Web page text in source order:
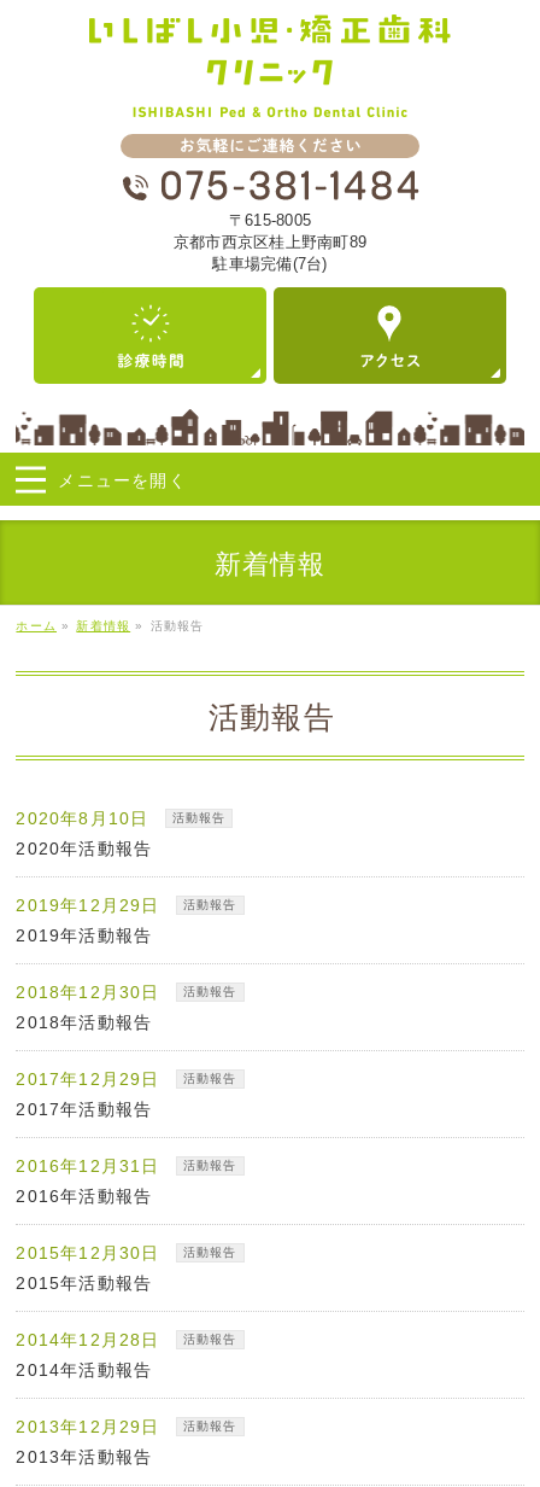
〒615-8005
京都市西京区桂上野南町89
駐車場完備(7台)
メニューを開く
新着情報
ホーム » 新着情報 » 活動報告
活動報告
2020年8月10日 活動報告
2020年活動報告
2019年12月29日 活動報告
2019年活動報告
2018年12月30日 活動報告
2018年活動報告
2017年12月29日 活動報告
2017年活動報告
2016年12月31日 活動報告
2016年活動報告
2015年12月30日 活動報告
2015年活動報告
2014年12月28日 活動報告
2014年活動報告
2013年12月29日 活動報告
2013年活動報告